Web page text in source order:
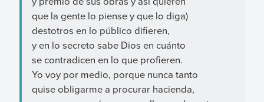
que la gente lo piense y que lo diga)
destotros en lo público difieren,
y en lo secreto sabe Dios en cuánto
se contradicen en lo que profieren.
Yo voy por medio, porque nunca tanto
quise obligarme a procurar hacienda,